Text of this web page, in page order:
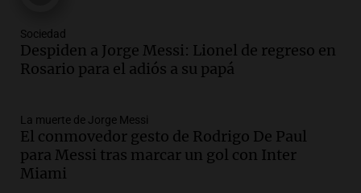
Episodios
Audio.Messi llegará esta noche a
Rosario para acompañar a su familia
Episodios
Audio.Ley de Propiedad Privada: el revés
en el Congreso expuso una debilidad
comunicacional del Gobierno
Sociedad
Despiden a Jorge Messi: Lionel de regreso en
Rosario para el adiós a su papá
La muerte de Jorge Messi
El conmovedor gesto de Rodrigo De Paul
para Messi tras marcar un gol con Inter
Miami